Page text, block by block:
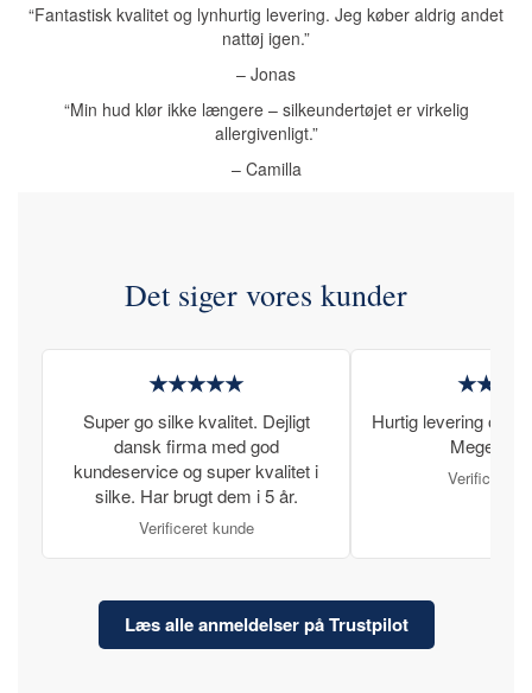
“Fantastisk kvalitet og lynhurtig levering. Jeg køber aldrig andet
nattøj igen.”
– Jonas
“Min hud klør ikke længere – silkeundertøjet er virkelig
allergivenligt.”
– Camilla
Det siger vores kunder
★★★★★
Super go silke kvalitet. Dejligt
dansk firma med god
kundeservice og super kvalitet i
silke. Har brugt dem i 5 år.
Verificeret kunde
Hurtig levering og
Meget
Verificeret
Læs alle anmeldelser på Trustpilot